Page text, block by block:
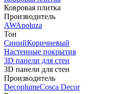
Ковровая плитка
Производитель
AWApoluza
Тон
СинийКоричневый
Настенные покрытия
3D панели для стен
3D панели для стен
Производитель
DecoplumeCosca Decor